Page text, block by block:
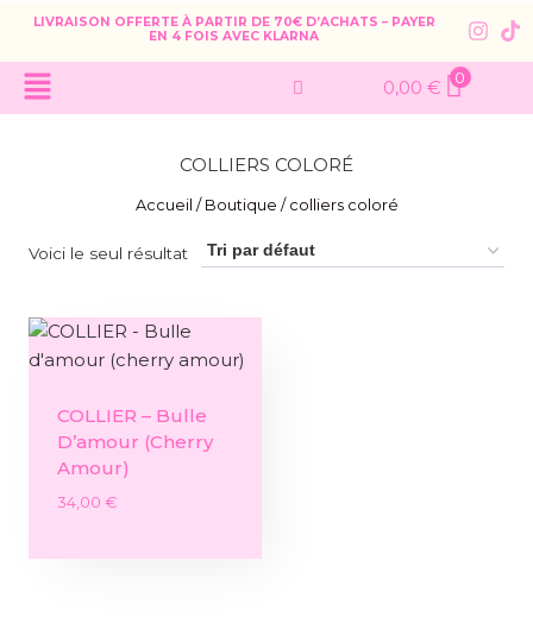
LIVRAISON OFFERTE À PARTIR DE 70€ D’ACHATS – PAYER
EN 4 FOIS AVEC KLARNA
0,00 € 0
COLLIERS COLORÉ
Accueil / Boutique / colliers coloré
Voici le seul résultat
COLLIER – Bulle
D’amour (cherry
Amour)
34,00 €